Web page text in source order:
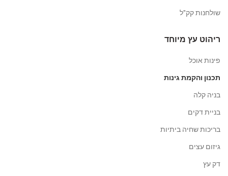
שולחנות קק"ל
ריהוט עץ מיוחד
פינות אוכל
תכנון והקמת גינות
בניה קלה
בניית דקים
בריכות שחיה ביתיות
גיזום עצים
דק עץ